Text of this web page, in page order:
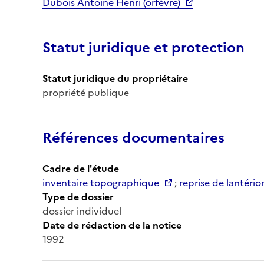
Statut juridique et protection
Statut juridique du propriétaire
propriété publique
Références documentaires
Cadre de l'étude
inventaire topographique
; reprise de
Type de dossier
dossier individuel
Date de rédaction de la notice
1992